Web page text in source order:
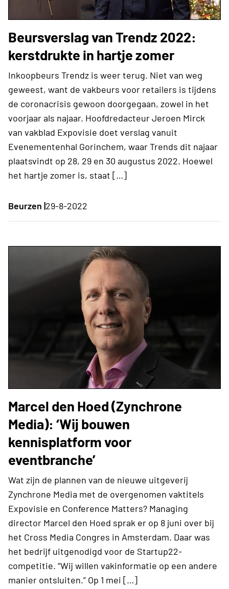
Beursverslag van Trendz 2022:
kerstdrukte in hartje zomer
Inkoopbeurs Trendz is weer terug. Niet van weg
geweest, want de vakbeurs voor retailers is tijdens
de coronacrisis gewoon doorgegaan, zowel in het
voorjaar als najaar. Hoofdredacteur Jeroen Mirck
van vakblad Expovisie doet verslag vanuit
Evenementenhal Gorinchem, waar Trends dit najaar
plaatsvindt op 28, 29 en 30 augustus 2022. Hoewel
het hartje zomer is, staat […]
Beurzen |29-8-2022
Marcel den Hoed (Zynchrone
Media): ‘Wij bouwen
kennisplatform voor
eventbranche’
Wat zijn de plannen van de nieuwe uitgeverij
Zynchrone Media met de overgenomen vaktitels
Expovisie en Conference Matters? Managing
director Marcel den Hoed sprak er op 8 juni over bij
het Cross Media Congres in Amsterdam. Daar was
het bedrijf uitgenodigd voor de Startup22-
competitie. “Wij willen vakinformatie op een andere
manier ontsluiten.” Op 1 mei […]